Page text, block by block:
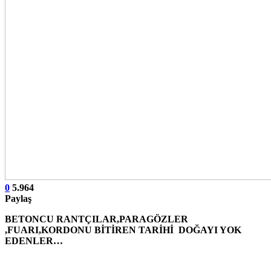
0 5.964
Paylaş
BETONCU RANTÇILAR,PARAGÖZLER
,FUARI,KORDONU BİTİREN TARİHİ DOĞAYI YOK
EDENLER…